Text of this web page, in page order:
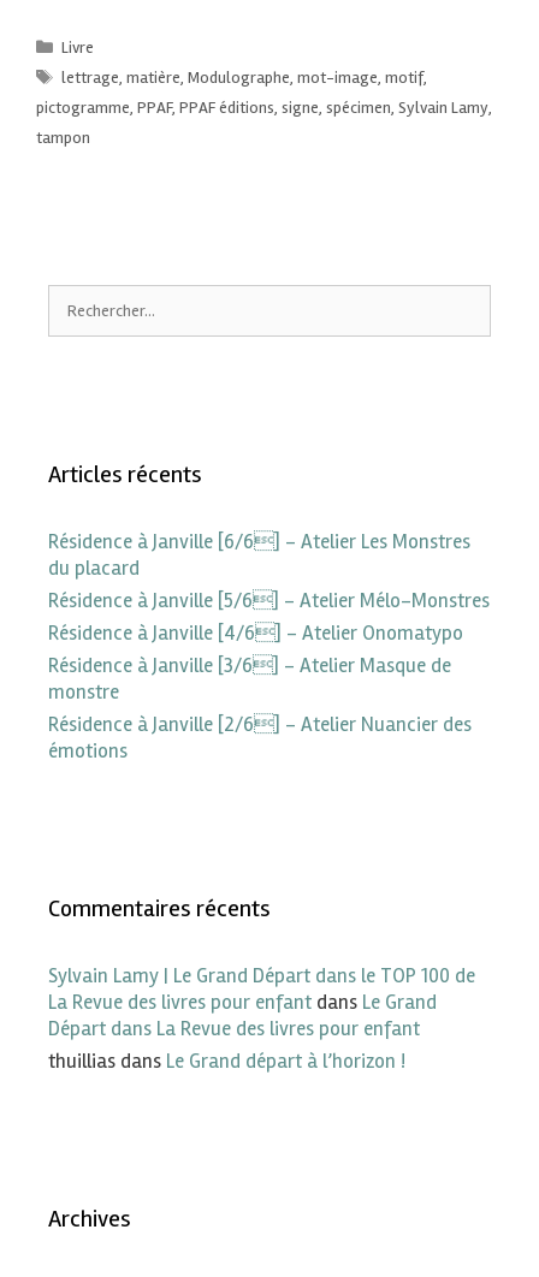
Livre
lettrage,matière,Modulographe,mot-image,motif,
pictogramme, PPAF, PPAF éditions, signe, spécimen, Sylvain Lamy,
tampon
Articles récents
Résidence à Janville [6/6] – Atelier Les Monstres
du placard
Résidence à Janville [5/6] – Atelier Mélo-Monstres
Résidence à Janville [4/6] – Atelier Onomatypo
Résidence à Janville [3/6] – Atelier Masque de
monstre
Résidence à Janville [2/6] – Atelier Nuancier des
émotions
Commentaires récents
Sylvain Lamy | Le Grand Départ dans le TOP 100 de
La Revue des livres pour enfant dans Le Grand
Départ dans La Revue des livres pour enfant
thuillias dans Le Grand départ à l’horizon !
Archives